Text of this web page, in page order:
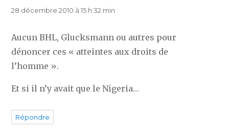
28 décembre 2010 à 15 h 32 min
Aucun BHL, Glucksmann ou autres pour
dénoncer ces « atteintes aux droits de
l’homme ».
Et si il n’y avait que le Nigeria…
Répondre